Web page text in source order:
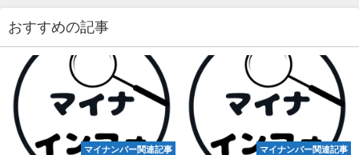
おすすめの記事
マイナンバー関連記事 マイナンバー関連記事